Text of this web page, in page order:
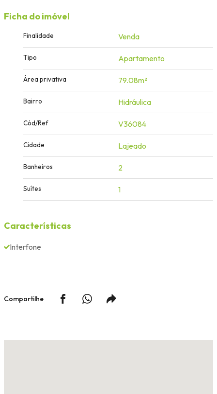
Ficha do imóvel
Finalidade Venda
Tipo Apartamento
Área privativa 79.08m²
Bairro Hidráulica
Cód/Ref V36084
Cidade Lajeado
Banheiros 2
Suítes 1
Características
Interfone
Compartilhe